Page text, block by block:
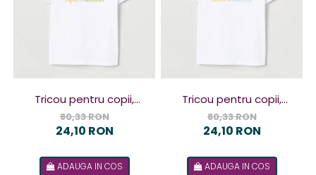
Tricou pentru copii,
design Terorist
80,33 RON
24,10 RON
ADAUGA IN COS
Tricou pentru copii,
design Terorista
80,33 RON
24,10 RON
ADAUGA IN COS